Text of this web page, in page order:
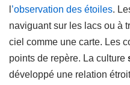
’observation des étoiles.
naviguant sur les lacs ou à
ciel comme une carte. Les
points de repère. La culture
développé une relation